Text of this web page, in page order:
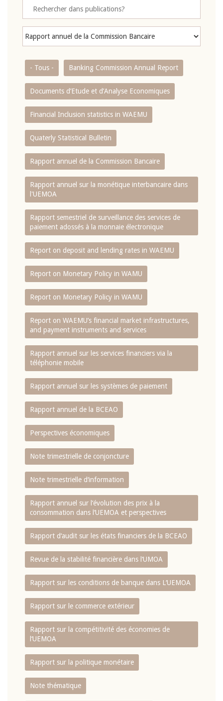
- Tous - Banking Commission Annual Report
Documents d’Etude et d’Analyse Economiques
Financial Inclusion statistics in WAEMU
Quaterly Statistical Bulletin
Rapport annuel de la Commission Bancaire
Rapport annuel sur la monétique interbancaire dans
l'UEMOA
Rapport semestriel de surveillance des services de
paiement adossés à la monnaie électronique
Report on deposit and lending rates in WAEMU
Report on Monetary Policy in WAMU
Report on Monetary Policy in WAMU
Report on WAEMU’s financial market infrastructures,
and payment instruments and services
Rapport annuel sur les services financiers via la
téléphonie mobile
Rapport annuel sur les systèmes de paiement
Rapport annuel de la BCEAO
Perspectives économiques
Note trimestrielle de conjoncture
Note trimestrielle d‘information
Rapport annuel sur l‘évolution des prix à la
consommation dans l‘UEMOA et perspectives
Rapport d‘audit sur les états financiers de la BCEAO
Revue de la stabilité financière dans l‘UMOA
Rapport sur les conditions de banque dans L‘UEMOA
Rapport sur le commerce extérieur
Rapport sur la compétitivité des économies de
l‘UEMOA
Rapport sur la politique monétaire
Note thématique